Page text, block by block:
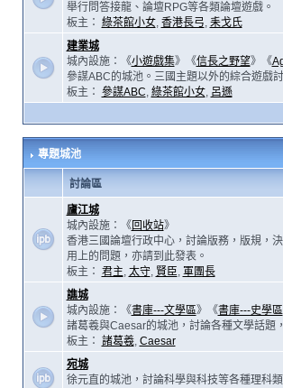
舉行問答接龍、論壇RPG等各類論壇遊戲。
板主： 綠茶館小女, 香港長弓, 耒戈氏
建業城
城內設施：《小遊戲集》《信長之野望》《
參謀ABC的城池。三國主題以外的綜合遊戲
板主： 參謀ABC, 綠茶館小女, 呂遜
專題城池
討論區
廬江城
城內設施：《回收站》
香港三國論壇行政中心，討論版務，版規，
用上的問題，亦請到此發表。
板主： 君主, 太守, 賢臣, 軍團長
譙城
城內設施：《書庫---文學區》《書庫---史學區
諸葛羲與Caesar的城池，討論各種文學話題
板主： 諸葛羲, Caesar
宛城
徐元直的城池，討論科學與科技等各種理科類